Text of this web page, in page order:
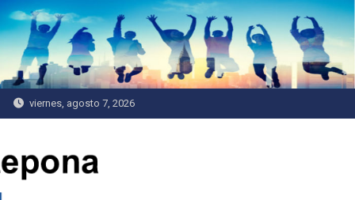
Saltar
al
contenido
viernes, agosto 7, 2026